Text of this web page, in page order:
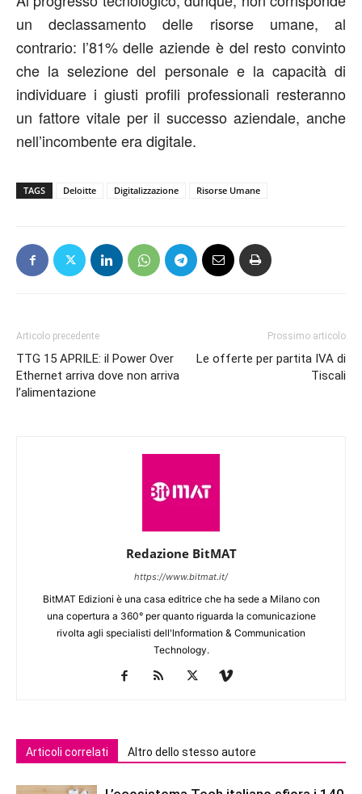
un declassamento delle risorse umane, al
contrario: l’81% delle aziende è del resto convinto
che la selezione del personale e la capacità di
individuare i giusti profili professionali resteranno
un fattore vitale per il successo aziendale, anche
nell’incombente era digitale.
TAGS Deloitte Digitalizzazione Risorse Umane
Articolo precedente
TTG 15 APRILE: il Power Over
Ethernet arriva dove non arriva
l’alimentazione
Prossimo articolo
Le offerte per partita IVA di
Tiscali
Redazione BitMAT
https://www.bitmat.it/
BitMAT Edizioni è una casa editrice che ha sede a Milano con
una copertura a 360° per quanto riguarda la comunicazione
rivolta agli specialisti dell'lnformation & Communication
Technology.
Articoli correlati Altro dello stesso autore